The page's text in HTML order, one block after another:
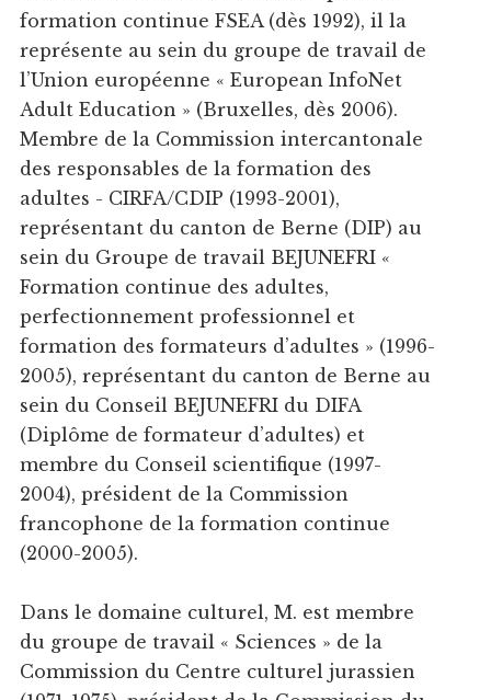
formation continue FSEA (dès 1992), il la
représente au sein du groupe de travail de
l’Union européenne « European InfoNet
Adult Education » (Bruxelles, dès 2006).
Membre de la Commission intercantonale
des responsables de la formation des
adultes - CIRFA/CDIP (1993-2001),
représentant du canton de Berne (DIP) au
sein du Groupe de travail BEJUNEFRI «
Formation continue des adultes,
perfectionnement professionnel et
formation des formateurs d’adultes » (1996-
2005), représentant du canton de Berne au
sein du Conseil BEJUNEFRI du DIFA
(Diplôme de formateur d’adultes) et
membre du Conseil scientifique (1997-
2004), président de la Commission
francophone de la formation continue
(2000-2005).
Dans le domaine culturel, M. est membre
du groupe de travail « Sciences » de la
Commission du Centre culturel jurassien